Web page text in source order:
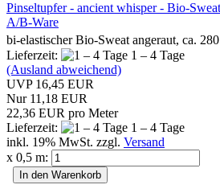
Pinseltupfer - ancient whisper - Bio-
A/B-Ware
bi-elastischer Bio-Sweat angeraut, ca.
Lieferzeit:
1 – 4 Tage
(Ausland abweichend)
UVP 16,45 EUR
Nur 11,18 EUR
22,36 EUR pro Meter
Lieferzeit:
1 – 4 Tage
inkl. 19% MwSt. zzgl. Versand
x 0,5 m:
In den Warenkorb